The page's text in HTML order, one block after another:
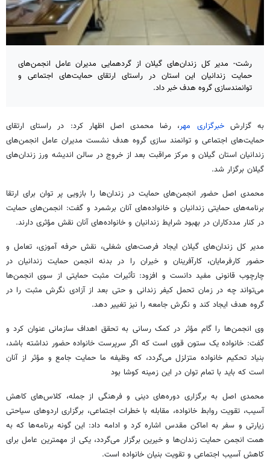
رشت- مدیر کل زندان‌های گیلان از گردهمایی مدیران عامل انجمن‌های
حمایت زندانیان این استان در راستای ارتقای حمایت‌های اجتماعی و
توانمندسازی گروه هدف خبر داد.
به گزارش خبرگزاری مهر، رضا محمدی اصل اظهار کرد: در راستای ارتقای
حمایت‌های اجتماعی و توانمند سازی گروه هدف نشست مدیران عامل انجمن‌های
زندانیان استان گیلان و مرکز مراقبت بعد از خروج در سالن اندیشه ورززندان‌های
گیلان برگزار شد.
محمدی اصل حضور انجمن‌های حمایت در زندان‌ها را بازویی پر توان برای ارتقا
برنامه‌های حمایتی زندانیان و خانواده‌های آنان برشمرد و گفت: انجمن‌های حمایت
در کنار مددکاران در بهبود شرایط زندانیان و خانواده‌های آنان نقش مؤثری دارند.
مدیر کل زندان‌های گیلان ایجاد فرصت‌های شغلی، نقش حرفه آموزی، تعامل و
حضور کارفرمایان، کارآفرینان و خیران را در بدنه انجمن حمایت زندانیان در
چارچوب قانونی مفید دانست و افزود: تأثیرات مثبت حمایتی از سوی انجمن‌ها
می‌تواند چه در زمان تحمل کیفر زندانی و حتی بعد از آزادی نگرش مثبت را در
گروه هدف ایجاد کند و نگرش جامعه را نیز تغییر دهد.
وی انجمن‌ها را گام مؤثر در کمک رسانی به تحقق اهداف سازمانی عنوان کرد و
گفت: خانواده یک ستون قوی است که اگر سرپرست خانواده حضور نداشته باشد،
بنیاد تحکیم خانواده متزلزل می‌گردد، که وظیفه ما حمایت جامع و مؤثر از آنان
است که باید با تمام توان در این زمینه کوشا بود
محمدی اصل به برگزاری دوره‌های دینی و فرهنگی از جمله، کلاس‌های کاهش
آسیب، تقویت روابط خانواده، مقابله با خطرات اجتماعی، برگزاری اردوهای سیاحتی
زیارتی و سفر به اماکن مقدس اشاره کرد و ادامه داد: این گونه برنامه‌ها که به
همت انجمن حمایت زندان‌ها و خیرین برگزار می‌گردد، یکی از مهمترین عامل برای
کاهش آسیب اجتماعی و تقویت بنیان خانواده است.